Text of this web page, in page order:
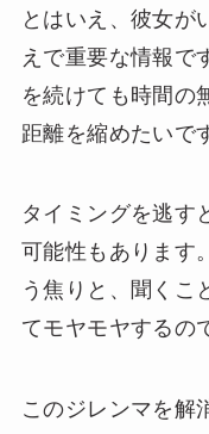
とはいえ、彼女が
えで重要な情報で
を続けても時間の
距離を縮めたいで
タイミングを逃す
可能性もあります
う焦りと、聞くこ
てモヤモヤするの
このジレンマを解